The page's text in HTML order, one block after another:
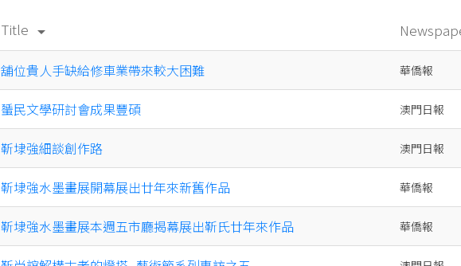
Title arrow_drop_down
舖位貴人手缺給修車業帶來較大困難 華僑報
蜑民文學研討會成果豐碩 澳門日報
靳埭強細談創作路 澳門日報
靳埭強水墨畫展開幕展出廿年來新舊作品 華僑報
靳埭強水墨畫展本週五市廳揭幕展出靳氏廿年來作品 華僑報